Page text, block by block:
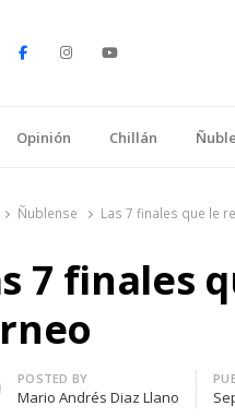
Opinión Chillán Ñuble
Ñublense Las 7 finales que le
7 finales
Author
POSTED BY
Mario Andrés Diaz Llano